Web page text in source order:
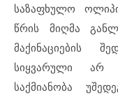
საზაფხულო
წრის მიღმა
მაქინაციების
სიყვარული არ
საქმიანობა